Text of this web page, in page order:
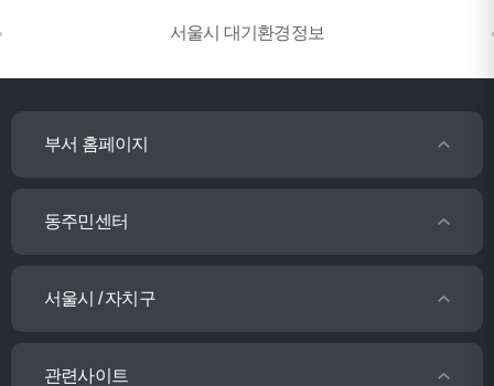
서울시 대기환경정보
부서 홈페이지
동주민센터
서울시 / 자치구
관련사이트